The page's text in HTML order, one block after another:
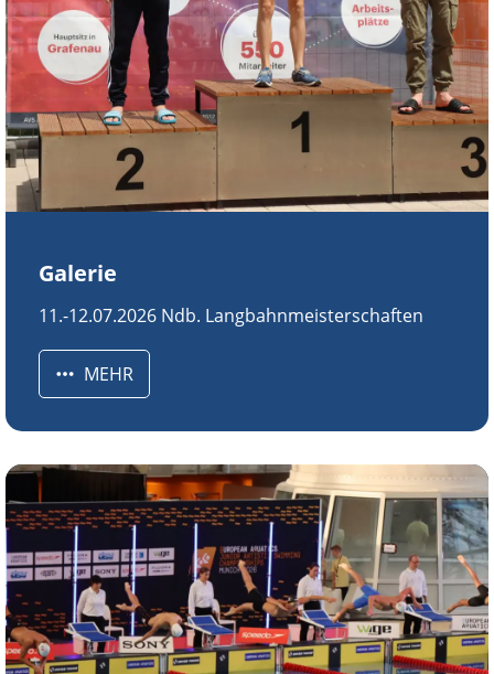
Galerie
11.-12.07.2026 Ndb. Langbahnmeisterschaften
MEHR